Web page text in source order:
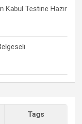
Kabul Testine Hazır
Tags